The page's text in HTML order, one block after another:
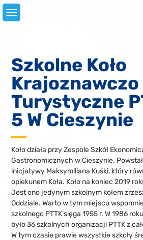
Skip
Szkolne Koło
Krajoznawczo
Turystyczne
5 W Cieszynie
Koło działa przy Zespole Szkół
Gastronomicznych w Cieszynie.
inicjatywy Maksymiliana Kuśki, który
opiekunem Koła. Koło na koniec 2019
Jest ono jedynym szkolnym kołem
Oddziale. Warto w tym miejscu
szkolnego PTTK sięga 1955 r. W 1986
było 36 szkolnych organizacji PTTK z
W tym czasie prawie wszystkie szkoły